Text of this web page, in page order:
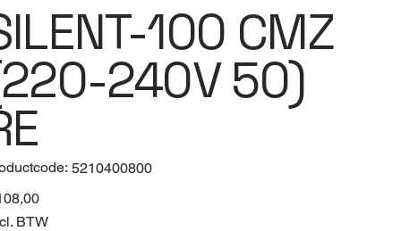
100 CMZ
240V 50)
Productcode
5210400800
5210400800
BTW